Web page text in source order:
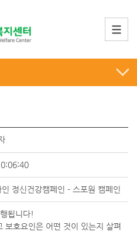
정신건강캠페인 - 스포원 캠페인
됩니다!
보호요인은 어떤 것이 있는지 살펴